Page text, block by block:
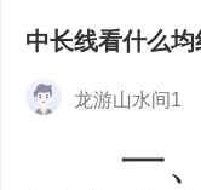
中长线看什么
龙游山水间1
一、